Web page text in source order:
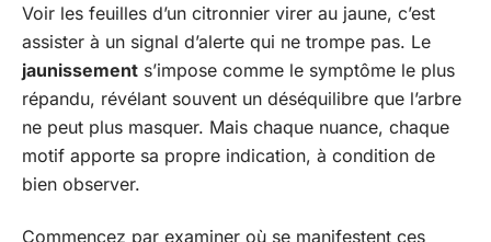
Voir les feuilles d’un citronnier virer au jaune, c’est
assister à un signal d’alerte qui ne trompe pas. Le
jaunissement s’impose comme le symptôme le plus
répandu, révélant souvent un déséquilibre que l’arbre
ne peut plus masquer. Mais chaque nuance, chaque
motif apporte sa propre indication, à condition de
bien observer.
Commencez par examiner où se manifestent ces